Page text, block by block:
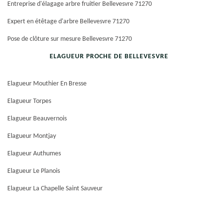
Entreprise d'élagage arbre fruitier Bellevesvre 71270
Expert en étêtage d'arbre Bellevesvre 71270
Pose de clôture sur mesure Bellevesvre 71270
ELAGUEUR PROCHE DE BELLEVESVRE
Elagueur Mouthier En Bresse
Elagueur Torpes
Elagueur Beauvernois
Elagueur Montjay
Elagueur Authumes
Elagueur Le Planois
Elagueur La Chapelle Saint Sauveur